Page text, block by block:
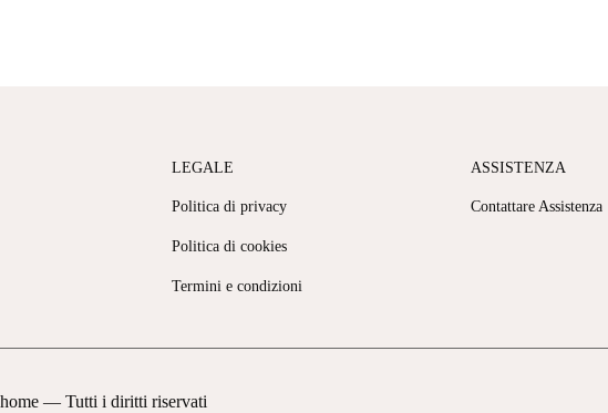
LEGALE
Politica di privacy
Politica di cookies
Termini e condizioni
ASSISTENZA
Contattare Assistenza
— Tutti i diritti riservati